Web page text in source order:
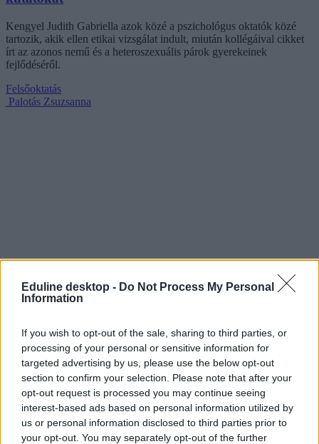
Eduline desktop - Do Not Process My Personal
Information
If you wish to opt-out of the sale, sharing to third parties, or
processing of your personal or sensitive information for
targeted advertising by us, please use the below opt-out
section to confirm your selection. Please note that after your
opt-out request is processed you may continue seeing
interest-based ads based on personal information utilized by
us or personal information disclosed to third parties prior to
your opt-out. You may separately opt-out of the further
Kengyel Judith Gabriella azok közé a pszichológus oktatók közé
tartozik, akik ellen etikai vizsgálat indult, miután kollégáival cikket
írt az azonos nemű és a heteroszexuális párok gyerekeinek
fejlődéséről.
Felsőoktatás
Palotás Zsuzsanna
A Pázmány dékánja szerint az lenne az igazi, ha a
kollégák akadályoznák meg az egyház tanításával
ellentétes nyilatkozatokat